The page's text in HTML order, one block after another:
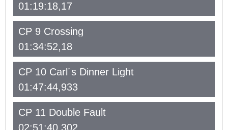
01:19:18,17
CP 9 Crossing
01:34:52,18
CP 10 Carl´s Dinner Light
01:47:44,933
CP 11 Double Fault
02:51:40,302